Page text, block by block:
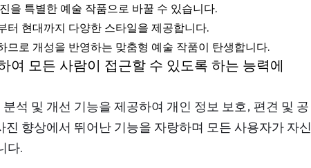
을 특별한 예술 작품으로 바꿀 수 있습니다.
터 현대까지 다양한 스타일을 제공합니다.
므로 개성을 반영하는 맞춤형 예술 작품이 탄생합니다.
여 모든 사람이 접근할 수 있도록 하는 능력에
석 및 개선 기능을 제공하여 개인 정보 보호, 편견 및 공
향상에서 뛰어난 기능을 자랑하며 모든 사용자가 자신
다.